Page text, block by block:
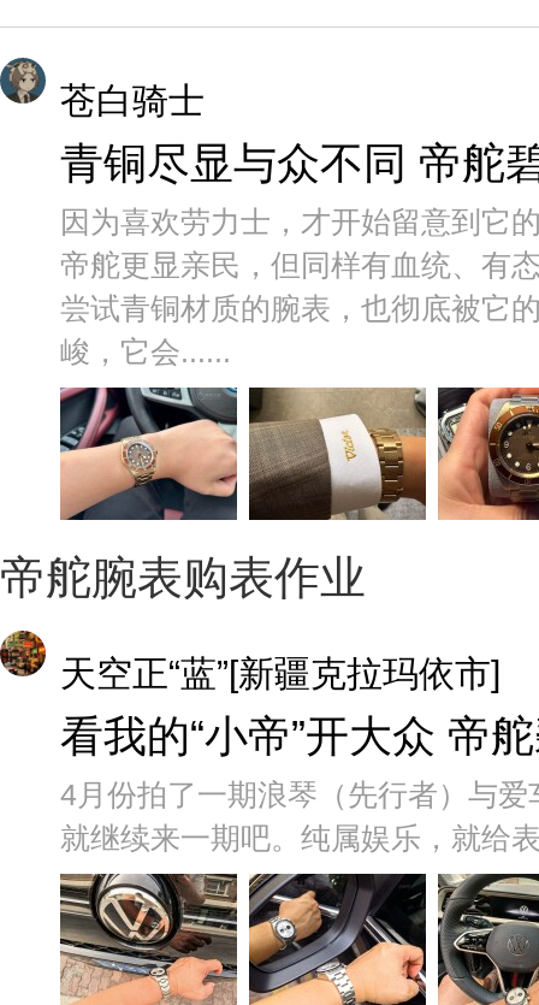
苍白骑士
青铜尽显与众不同 帝舵
因为喜欢劳力士，才开始留意到它
帝舵更显亲民，但同样有血统、有
尝试青铜材质的腕表，也彻底被它
峻，它会......
帝舵腕表购表作业
天空正“蓝”[新疆克拉玛依市]
看我的“小帝”开大众 帝
4月份拍了一期浪琴（先行者）与
就继续来一期吧。纯属娱乐，就给